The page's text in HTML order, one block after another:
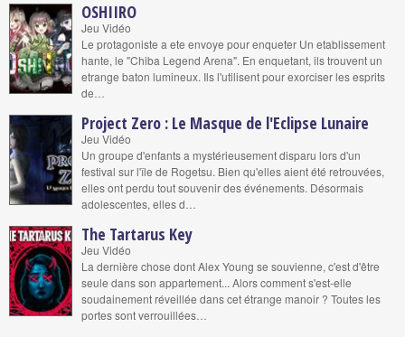
OSHIIRO
Jeu Vidéo
Le protagoniste a ete envoye pour enqueter Un etablissement
hante, le "Chiba Legend Arena". En enquetant, ils trouvent un
etrange baton lumineux. Ils l'utilisent pour exorciser les esprits
de…
Project Zero : Le Masque de l'Eclipse Lunaire
Jeu Vidéo
Un groupe d'enfants a mystérieusement disparu lors d'un
festival sur l'île de Rogetsu. Bien qu'elles aient été retrouvées,
elles ont perdu tout souvenir des événements. Désormais
adolescentes, elles d…
The Tartarus Key
Jeu Vidéo
La dernière chose dont Alex Young se souvienne, c'est d'être
seule dans son appartement... Alors comment s'est-elle
soudainement réveillée dans cet étrange manoir ? Toutes les
portes sont verrouillées…